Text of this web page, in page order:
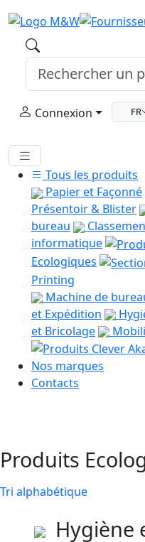
Connexion FR
Tous les produits
Papier et Façonné
Présentoir & Blister
bureau
informatique
Ecologiques
Printing
Machine de
et Expédition
et Bricolage
Nos marques
Contacts
Produits
Tri alphabétique
Hygiène